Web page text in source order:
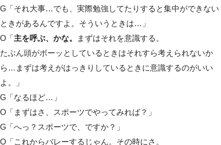
G「それ大事…でも、実際勉強してたりすると集中ができない
ときがあるんですよ。そういうときは…」
O「 主を呼ぶ、かな。
まずはそれを意識する。
たぶん頭がボーッとしているときはそれすら考えられないか
ら…まずは考えがはっきりしているときに意識するのがいい
よ。」
G「なるほど…」
O「まずはさ、スポーツでやってみれば？」
G「へっ？スポーツで、ですか？」
O「これからバレーするじゃん。その時にさ。